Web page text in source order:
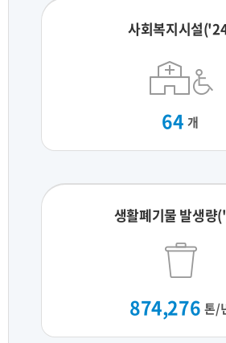
사회복지시설
64 개
생활폐기물 발생량
874,276 톤/